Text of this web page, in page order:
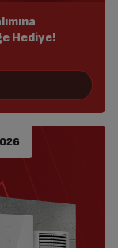
Hediye!